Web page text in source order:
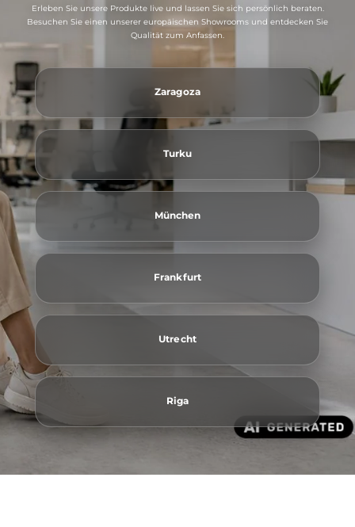
Erleben Sie unsere Produkte live und lassen Sie sich persönlich beraten.
Besuchen Sie einen unserer europäischen Showrooms und entdecken Sie
Qualität zum Anfassen.
Zaragoza
Turku
München
Frankfurt
Utrecht
Riga